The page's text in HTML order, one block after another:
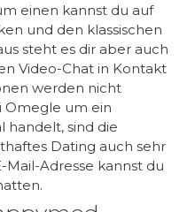
einen kannst du auf
und den klassischen
steht es dir aber auch
Video-Chat in Kontakt
werden nicht
Omegle um ein
handelt, sind die
Dating auch sehr
Mail-Adresse kannst du